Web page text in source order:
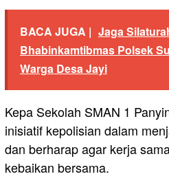
BACA JUGA | Jaga
Bhabinkamtibmas Polsek
Warga Desa Jayi
Kepa Sekolah SMAN 1
inisiatif kepolisian dalam
dan berharap agar kerja
kebaikan bersama.